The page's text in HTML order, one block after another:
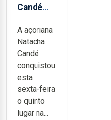
Candé
heptatlo
no quinto
lugar no
Mundial
de Sub-
20
A açoriana
Natacha
Candé
conquistou
esta
sexta-feira
o quinto
lugar na...